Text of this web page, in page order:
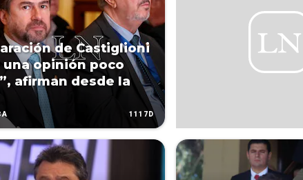
de Castiglioni
una opinión poco
afirman desde la
1117D